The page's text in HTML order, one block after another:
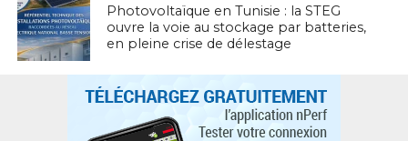
Photovoltaïque en Tunisie : la STEG
ouvre la voie au stockage par batteries,
en pleine crise de délestage